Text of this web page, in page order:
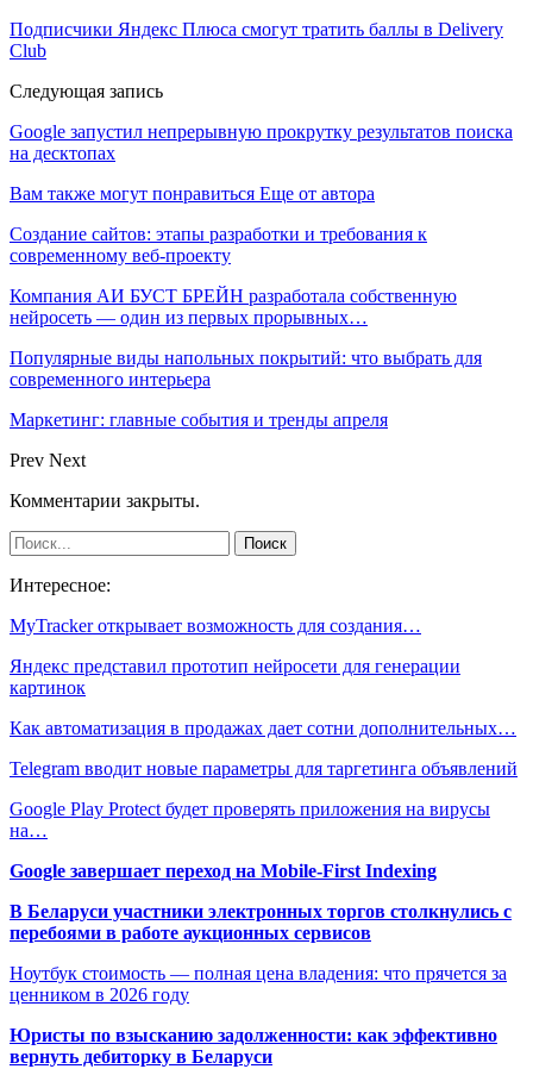
Подписчики Яндекс Плюса смогут тратить баллы в Delivery
Club
Следующая запись
Google запустил непрерывную прокрутку результатов поиска
на десктопах
Вам также могут понравиться Еще от автора
Создание сайтов: этапы разработки и требования к
современному веб-проекту
Компания АИ БУСТ БРЕЙН разработала собственную
нейросеть — один из первых прорывных…
Популярные виды напольных покрытий: что выбрать для
современного интерьера
Маркетинг: главные события и тренды апреля
Prev Next
Комментарии закрыты.
Интересное:
MyTracker открывает возможность для создания…
Яндекс представил прототип нейросети для генерации
картинок
Как автоматизация в продажах дает сотни дополнительных…
Telegram вводит новые параметры для таргетинга объявлений
Google Play Protect будет проверять приложения на вирусы
на…
Google завершает переход на Mobile-First Indexing
В Беларуси участники электронных торгов столкнулись с
перебоями в работе аукционных сервисов
Ноутбук стоимость — полная цена владения: что прячется за
ценником в 2026 году
Юристы по взысканию задолженности: как эффективно
вернуть дебиторку в Беларуси